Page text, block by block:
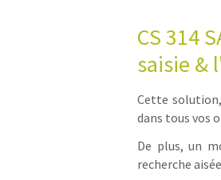
CS 314
saisie &
Cette
dans tous vos
De plus, un
recherche